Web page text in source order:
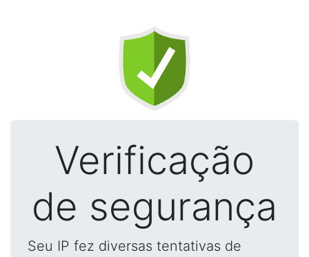
Verificação
de segurança
Seu IP fez diversas tentativas de